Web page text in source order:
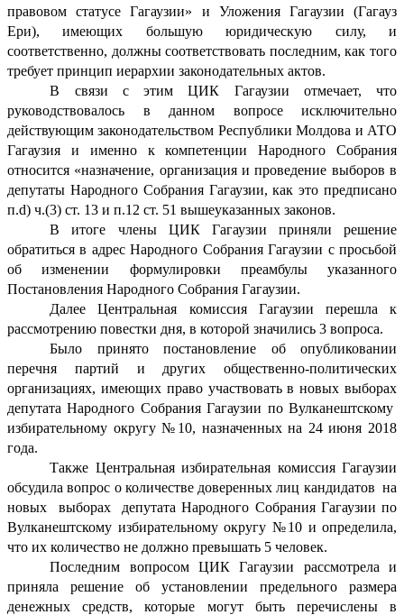
правовом статусе Гагаузии» и Уложения Гагаузии (Гагауз
Ери), имеющих большую юридическую силу, и
соответственно, должны соответствовать последним, как того
требует принцип иерархии законодательных актов.
В связи с этим ЦИК Гагаузии отмечает, что
руководствовалось в данном вопросе исключительно
действующим законодательством Республики Молдова и АТО
Гагаузия и именно к компетенции Народного Собрания
относится «назначение, организация и проведение выборов в
депутаты Народного Собрания Гагаузии, как это предписано
п.d) ч.(3) ст. 13 и п.12 ст. 51 вышеуказанных законов.
В итоге члены ЦИК Гагаузии приняли решение
обратиться в адрес Народного Собрания Гагаузии с просьбой
об изменении формулировки преамбулы указанного
Постановления Народного Собрания Гагаузии.
Далее Центральная комиссия Гагаузии перешла к
рассмотрению повестки дня, в которой значились 3 вопроса.
Было принято постановление об опубликовании
перечня партий и других общественно-политических
организациях, имеющих право участвовать в новых выборах
депутата Народного Собрания Гагаузии по Вулканештскому
избирательному округу №10, назначенных на 24 июня 2018
года.
Также Центральная избирательная комиссия Гагаузии
обсудила вопрос о количестве доверенных лиц кандидатов на
новых
выборах
депутата Народного Собрания Гагаузии по
Вулканештскому избирательному округу №10 и определила,
что их количество не должно превышать 5 человек.
Последним вопросом ЦИК Гагаузии рассмотрела и
приняла решение об установлении предельного размера
денежных средств, которые могут быть перечислены в